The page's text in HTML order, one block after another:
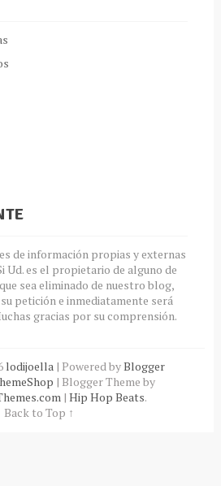
de información propias y externas
Ud. es el propietario de alguno de
sea eliminado de nuestro blog,
petición e inmediatamente será
gracias por su comprensión.
lodijoella| Powered byBlogger
| Blogger Theme by
| Hip Hop Beats.
Back to Top ↑